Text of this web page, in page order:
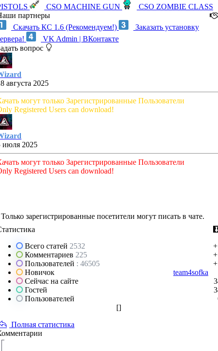
CSO MACHINE GUN
CSO ZOMBIE CLASS
партнеры
Скачать КС 1.6 (Рекомендуем!)
Заказать установку
VK Admin | ВКонтакте
вопрос
августа 2025
могут только Зарегистрированные Пользователи
Registered Users can download!
июля 2025
могут только Зарегистрированные Пользователи
Registered Users can download!
Только зарегистрированные посетители могут писать в чате.
Всего статей 2532
Комментариев 225
Пользователей : 46505
Новичок
team4sofka
Сейчас на сайте
Гостей
Пользователей
[]
Полная статистика